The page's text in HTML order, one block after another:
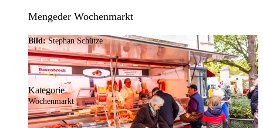
Mengeder Wochenmarkt
Bild:Stephan Schütze
Kategorie
Wochenmarkt